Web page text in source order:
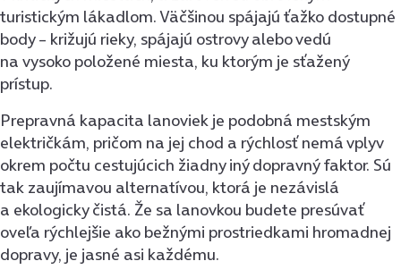
turistickým lákadlom. Väčšinou spájajú ťažko dostupné
body – križujú rieky, spájajú ostrovy alebo vedú
na vysoko položené miesta, ku ktorým je sťažený
prístup.
Prepravná kapacita lanoviek je podobná mestským
električkám, pričom na jej chod a rýchlosť nemá vplyv
okrem počtu cestujúcich žiadny iný dopravný faktor. Sú
tak zaujímavou alternatívou, ktorá je nezávislá
a ekologicky čistá. Že sa lanovkou budete presúvať
oveľa rýchlejšie ako bežnými prostriedkami hromadnej
dopravy, je jasné asi každému.